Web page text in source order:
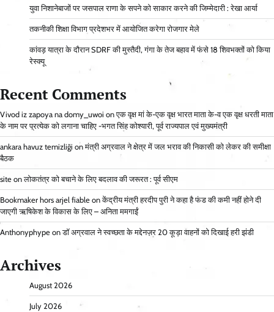
युवा निशानेबाजों पर जसपाल राणा के सपने को साकार करने की जिम्मेदारी : रेखा आर्या
तकनीकी शिक्षा विभाग प्रदेशभर में आयोजित करेगा रोजगार मेले
कांवड़ यात्रा के दौरान SDRF की मुस्तैदी, गंगा के तेज बहाव में फंसे 18 शिवभक्तों को किया
रेस्क्यू
Recent Comments
Vivod iz zapoya na domy_uwoi onएक वृक्ष मां के-एक वृक्ष भारत माता के-व एक वृक्ष धरती माता
के नाम पर प्रत्येक को लगाना चाहिए -भगत सिंह कोश्यारी, पूर्व राज्यपाल एवं मुख्यमंत्री
ankara havuz temizliği onमंत्री अग्रवाल ने क्षेत्र में जल भराव की निकासी को लेकर की समीक्षा
बैठक
site onलोकतंत्र को बचाने के लिए बदलाव की जरूरत : पूर्व सीएम
Bookmaker hors arjel fiable onकेंद्रीय मंत्री हरदीप पुरी ने कहा है फंड की कमी नहीं होने दी
जाएगी ऋषिकेश के विकास के लिए – अनिता ममगाईं
Anthonyphype onडॉ अग्रवाल ने स्वच्छता के मद्देनज़र 20 कूड़ा वाहनों को दिखाई हरी झंडी
Archives
August 2026
July 2026